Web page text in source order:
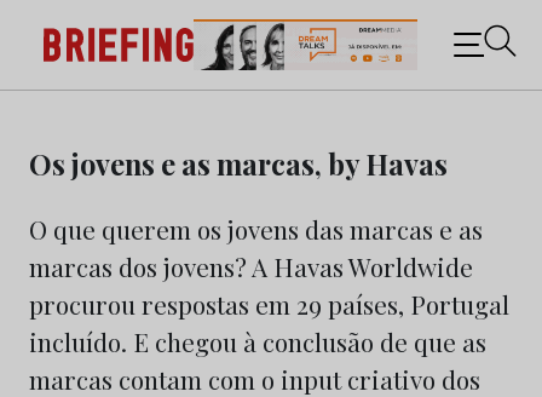
content
Briefing: Todas as notícias sobre os negócios do
Marketing e da Publicidade
Os jovens e as marcas, by Havas
O que querem os jovens das marcas e as
marcas dos jovens? A Havas Worldwide
procurou respostas em 29 países, Portugal
incluído. E chegou à conclusão de que as
marcas contam com o input criativo dos